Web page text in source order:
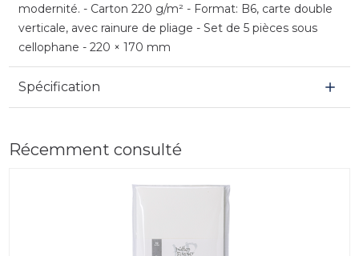
modernité. - Carton 220 g/m² - Format: B6, carte double
verticale, avec rainure de pliage - Set de 5 pièces sous
cellophane - 220 × 170 mm
Spécification
Récemment consulté